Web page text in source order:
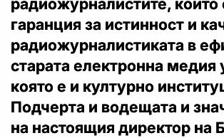
радиожурналистите, които
гаранция за истинност и
радиожурналистиката в
старата електронна медия
която е и културно
Подчерта и водещата и
на настоящия директор на